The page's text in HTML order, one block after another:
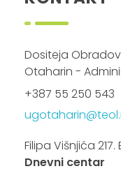
Dositeja
Otaharin -
+387 55 250 543
Filipa Višnjića 217.
Dnevni centar